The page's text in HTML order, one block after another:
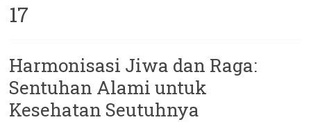
17
Harmonisasi Jiwa dan Raga:
Sentuhan Alami untuk
Kesehatan Seutuhnya